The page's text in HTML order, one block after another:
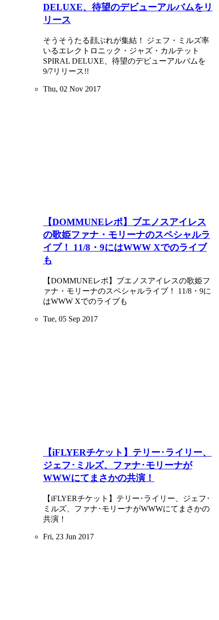
DELUXE、待望のデビューアルバムをリ
リース
そうそうたる顔ぶれが集結！ ジェフ・ミルズ率
いるエレクトロニック・ジャズ・カルテット
SPIRAL DELUXE、待望のデビューアルバムを
9/7リリース!!
Thu, 02 Nov 2017
【DOMMUNEレポ】ブエノスアイレス
の歌姫ファナ・モリーナのスペシャルラ
イブ！ 11/8・9にはWWW Xでのライブ
も
【DOMMUNEレポ】ブエノスアイレスの歌姫フ
ァナ・モリーナのスペシャルライブ！ 11/8・9に
はWWW Xでのライブも
Tue, 05 Sep 2017
【iFLYERチケット】テリー･ライリー、
ジェフ･ミルズ、ファナ･モリーナが
WWWにてまさかの共演！
【iFLYERチケット】テリー･ライリー、ジェフ･
ミルズ、ファナ･モリーナがWWWにてまさかの
共演！
Fri, 23 Jun 2017